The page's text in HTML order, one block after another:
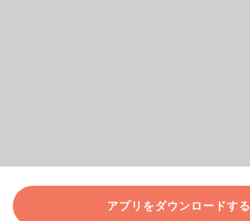
アプリをダウンロードする